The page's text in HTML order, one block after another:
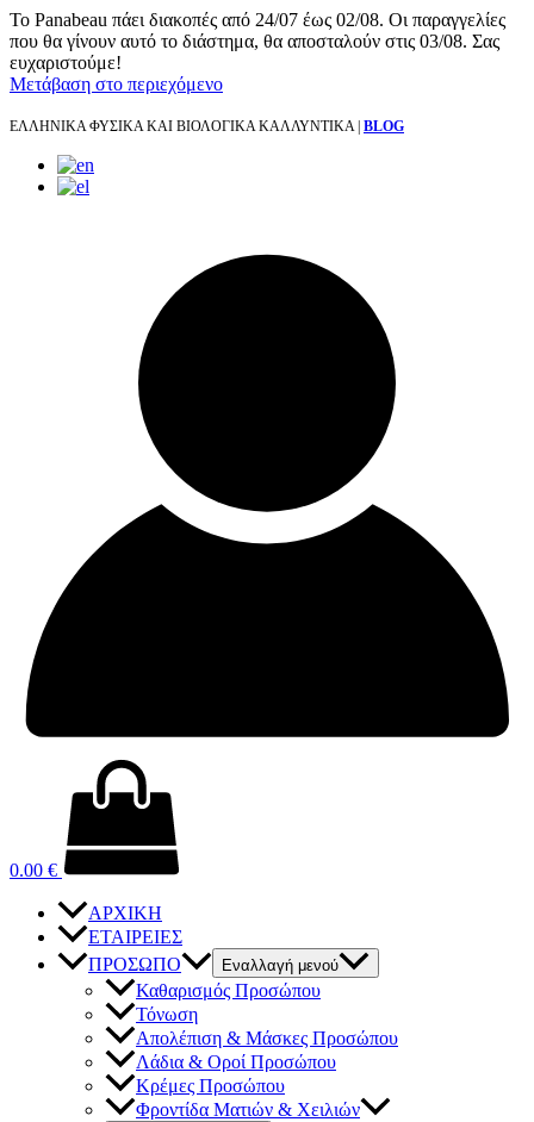
Το Panabeau πάει διακοπές από 24/07 έως 02/08. Οι παραγγελίες
που θα γίνουν αυτό το διάστημα, θα αποσταλούν στις 03/08. Σας
ευχαριστούμε!
Μετάβαση στο περιεχόμενο
ΕΛΛΗΝΙΚΑ ΦΥΣΙΚΑ ΚΑΙ ΒΙΟΛΟΓΙΚΑ ΚΑΛΛΥΝΤΙΚΑ | BLOG
0.00 €
ΑΡΧΙΚΗ
ΕΤΑΙΡΕΙΕΣ
ΠΡΟΣΩΠΟ
Εναλλαγή μενού
Καθαρισμός Προσώπου
Τόνωση
Απολέπιση & Μάσκες Προσώπου
Λάδια & Οροί Προσώπου
Κρέμες Προσώπου
Φροντίδα Ματιών & Χειλιών